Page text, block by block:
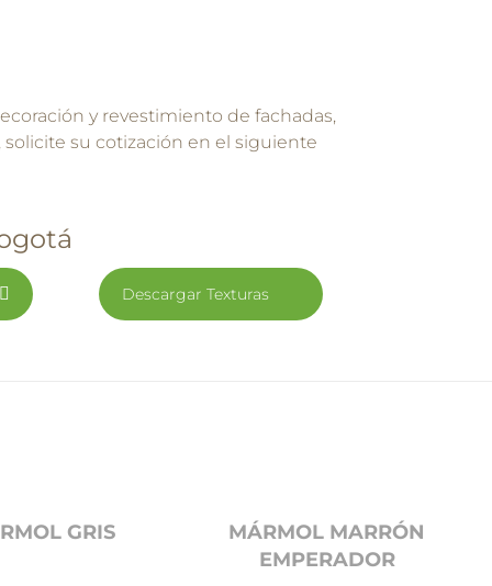
y revestimiento de fachadas,
solicite su cotización en el siguiente
Descargar Texturas
GRIS
MÁRMOL MARRÓN
EMPERADOR